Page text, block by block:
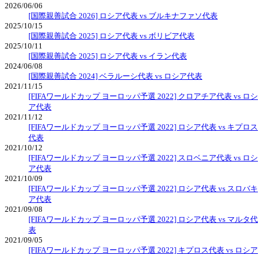
2026/06/06
[国際親善試合 2026] ロシア代表 vs ブルキナファソ代表
2025/10/15
[国際親善試合 2025] ロシア代表 vs ボリビア代表
2025/10/11
[国際親善試合 2025] ロシア代表 vs イラン代表
2024/06/08
[国際親善試合 2024] ベラルーシ代表 vs ロシア代表
2021/11/15
[FIFAワールドカップ ヨーロッパ予選 2022] クロアチア代表 vs ロシ
ア代表
2021/11/12
[FIFAワールドカップ ヨーロッパ予選 2022] ロシア代表 vs キプロス
代表
2021/10/12
[FIFAワールドカップ ヨーロッパ予選 2022] スロベニア代表 vs ロシ
ア代表
2021/10/09
[FIFAワールドカップ ヨーロッパ予選 2022] ロシア代表 vs スロバキ
ア代表
2021/09/08
[FIFAワールドカップ ヨーロッパ予選 2022] ロシア代表 vs マルタ代
表
2021/09/05
[FIFAワールドカップ ヨーロッパ予選 2022] キプロス代表 vs ロシア